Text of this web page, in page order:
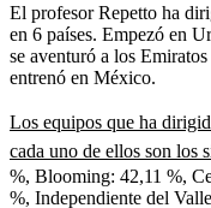
El profesor Repetto ha
en 6 países. Empezó en
se aventuró a los
entrenó en México.
Los equipos que ha
cada uno de ellos son los
%, Blooming: 42,11 %,
%, Independiente del